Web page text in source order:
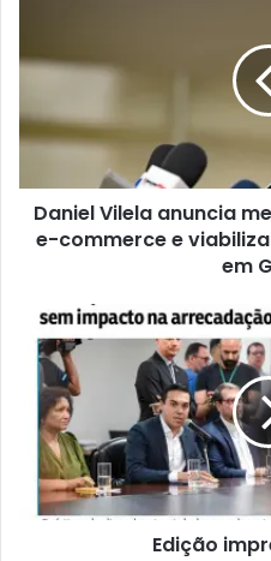
Daniel Vilela anuncia
e-commerce e
em
Edição